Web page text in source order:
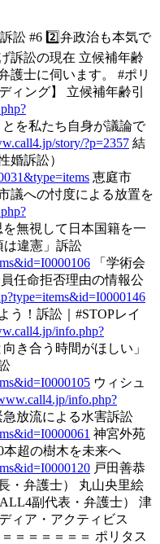
訟 #6 2️⃣弁政治も本気で
訴訟の現在 立候補年齢
護士に伺います。 #ポリ
ィング】 立候補年齢引
を私たち自身が議論で
story/?p=2357 結
婚訴訟）
恵庭市
議への忖度による放置を
無視して日本国籍を一
は違憲」訴訟
「学術会
任命拒否理由の情報公
う！訴訟｜#STOPレイ
info.php?
向き合う時間がほしい」
ウィシュ
info.php?
急放流による水害訴訟
神宮外苑
本超の樹木を未来へ
戸田善恭
・弁護士） 丸山央里絵
副代表・弁護士） 津
ィア・アクティビス
＝＝＝＝＝＝ ポリタス